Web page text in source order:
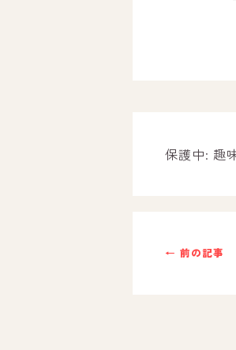
活動内容保護中: 趣
← 前の記事